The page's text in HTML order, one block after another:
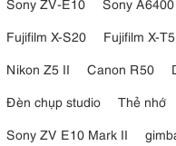
Sony ZV-E10
Sony A6400
Fujifilm X-S20
Fujifilm X-T5
Nikon Z5 II
Canon R50
Đèn chụp studio
Thẻ nhớ
Sony ZV E10 Mark II